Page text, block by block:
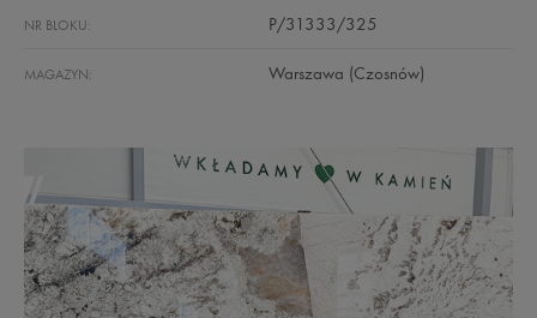
NR BLOKU: P/31333/325
MAGAZYN: Warszawa (Czosnów)